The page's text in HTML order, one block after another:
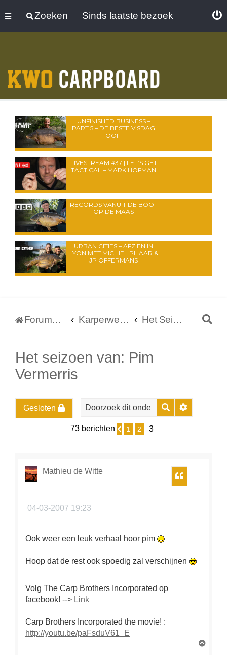
Zoeken Sinds laatste bezoek
UNFINISHED BUSINESS –
PART 5 – DE BESTE VISDAG
OOIT
LIVESTREAM #37 | LET’S GET
TACTICAL – MARK HOFMAN
RECORDS VANUIT DE BOOT
OP DE MAAS
URBAN CITIES – AFZIEN IN
LYON MET MICHIEL PILAAR &
JP OFFERMANS
Forumoverzicht Karperwereld.nl Het Seizoen Van ...
Het seizoen van: Pim
Vermerris
Gesloten ZoekUitgebreid
73 berichten Vorige
1 2 3
Mathieu de Witte
Citeer
04-03-2007 19:23
Ook weer een leuk verhaal hoor pim
Hoop dat de rest ook spoedig zal verschijnen
Volg The Carp Brothers Incorporated op
facebook! --> Link
Carp Brothers Incorporated the movie! :
http://youtu.be/paFsduV61_E